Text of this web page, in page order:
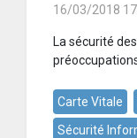
16/03/2018
La sécurité
Carte Vitale
Sécurité